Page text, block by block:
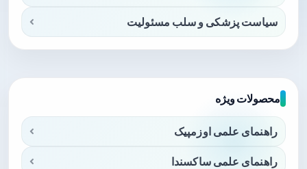
سیاست پزشکی و سلب مسئولیت
محصولات ویژه
راهنمای علمی اوزمپیک
راهنمای علمی ساکسندا